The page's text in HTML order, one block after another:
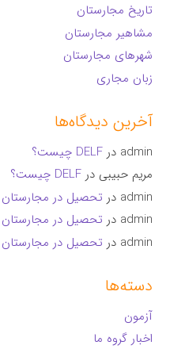
تاریخ مجارستان
مشاهیر مجارستان
شهرهای مجارستان
زبان مجاری
آخرین دیدگاه‌ها
admin درDELF چیست؟
مریم حبیبی درDELF چیست؟
admin در تحصیل در مجارستان
admin در تحصیل در مجارستان
admin در تحصیل در مجارستان
دسته‌ها
آزمون
اخبار گروه ما